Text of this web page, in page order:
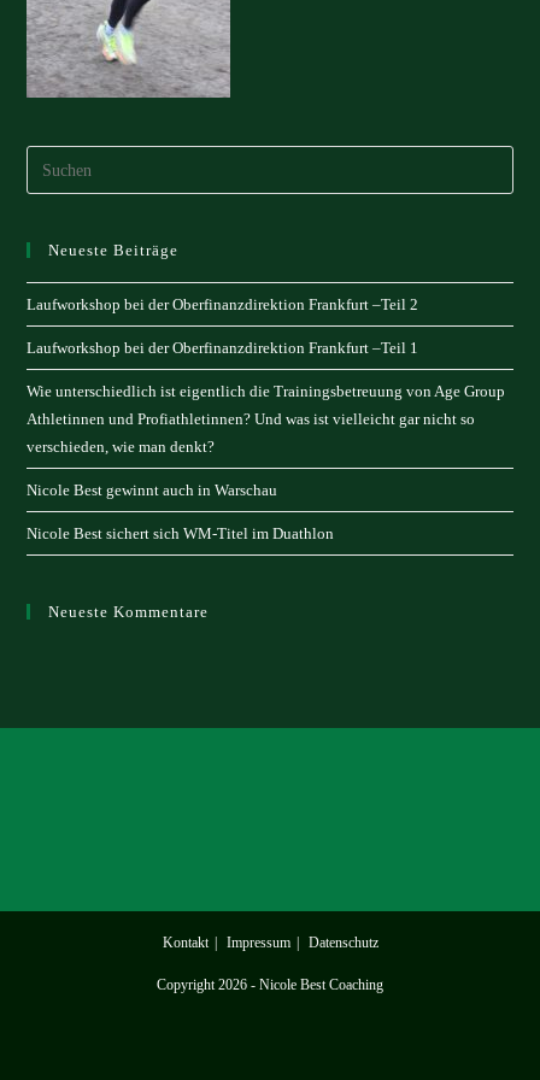
Neueste Beiträge
Laufworkshop bei der Oberfinanzdirektion Frankfurt –Teil 2
Laufworkshop bei der Oberfinanzdirektion Frankfurt –Teil 1
Wie unterschiedlich ist eigentlich die Trainingsbetreuung von Age Group
Athletinnen und Profiathletinnen? Und was ist vielleicht gar nicht so
verschieden, wie man denkt?
Nicole Best gewinnt auch in Warschau
Nicole Best sichert sich WM-Titel im Duathlon
Neueste Kommentare
Kontakt Impressum Datenschutz
Copyright 2026 - Nicole Best Coaching